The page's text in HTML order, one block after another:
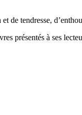
de tendresse,
présentés à ses